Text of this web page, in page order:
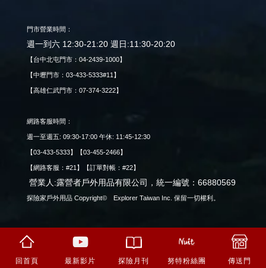
回首頁 最新影片 探險月刊 努特粉絲團 傳送門
門市營業時間：
週一到六 12:30-21:20 週日:11:30-20:20
【台中北屯門市：04-2439-1000】
【中壢門市：03-433-5333#11】
【高雄仁武門市：07-374-3222】
網路客服時間：
週一至週五: 09:30-17:00 午休: 11:45-12:30
【03-433-5333】【03-455-2466】
【網路客服：#21】【訂單對帳：#22】
營業人:露營者戶外用品有限公司，統一編號：66880569
探險家戶外用品 Copyright© Explorer Taiwan Inc. 保留一切權利。